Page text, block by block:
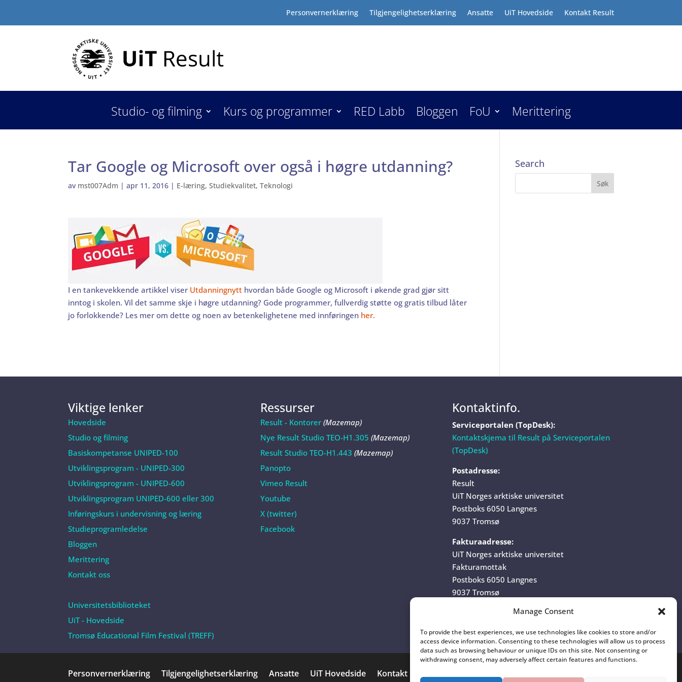
Manage Consent
To provide the best experiences, we use technologies like cookies to store and/or
access device information. Consenting to these technologies will allow us to process
data such as browsing behaviour or unique IDs on this site. Not consenting or
withdrawing consent, may adversely affect certain features and functions.
Personvernerklæring Tilgjengelighetserklæring Ansatte UiT Hovedside Kontakt Result
Studio- og filming Kurs og programmer RED Labb Bloggen FoU Merittering
Tar Google og Microsoft over også i høgre utdanning?
av mst007Adm |apr 11, 2016 | E-læring,Studiekvalitet,Teknologi
I en tankevekkende artikkel viser Utdanningnytt hvordan både Google og Microsoft i økende grad gjør sitt
inntog i skolen. Vil det samme skje i høgre utdanning? Gode programmer, fullverdig støtte og gratis tilbud låter
jo forlokkende? Les mer om dette og noen av betenkelighetene med innføringen her.
Search
Viktige lenker
Hovedside
Studio og filming
Basiskompetanse UNIPED-100
Utviklingsprogram - UNIPED-300
Utviklingsprogram - UNIPED-600
Utviklingsprogram UNIPED-600 eller 300
Inføringskurs i undervisning og læring
Studieprogramledelse
Bloggen
Merittering
Kontakt oss
Universitetsbiblioteket
UiT - Hovedside
Tromsø Educational Film Festival (TREFF)
Ressurser
Result - Kontorer(Mazemap)
Nye Result Studio TEO-H1.305 (Mazemap)
Result Studio TEO-H1.443 (Mazemap)
Panopto
Vimeo Result
Youtube
X (twitter)
Facebook
Kontaktinfo.
Serviceportalen (TopDesk):
Kontaktskjema til Result på Serviceportalen
(TopDesk)
Postadresse:
Result
UiT Norges arktiske universitet
Postboks 6050 Langnes
9037 Tromsø
Fakturaadresse:
UiT Norges arktiske universitet
Fakturamottak
Postboks 6050 Langnes
9037 Tromsø
Organisasjonsnummer:
Personvernerklæring Tilgjengelighetserklæring Ansatte UiT Hovedside Kontakt Result